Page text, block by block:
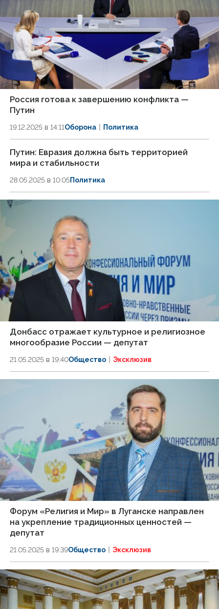
Россия готова к завершению конфликта —
Путин
19.12.2025 в 14:11Оборона Политика
Путин: Евразия должна быть территорией
мира и стабильности
28.05.2025 в 10:05 Политика
Донбасс отражает культурное и религиозное
многообразие России — депутат
21.05.2025 в 19:40Общество Эксклюзив
Форум «Религия и Мир» в Луганске направлен
на укрепление традиционных ценностей —
депутат
21.05.2025 в 19:39Общество Эксклюзив